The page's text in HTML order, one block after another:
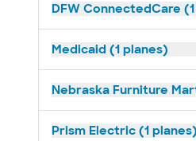
DFW ConnectedCare
Medicaid (1 planes)
Nebraska Furniture
Prism Electric (1 planes)